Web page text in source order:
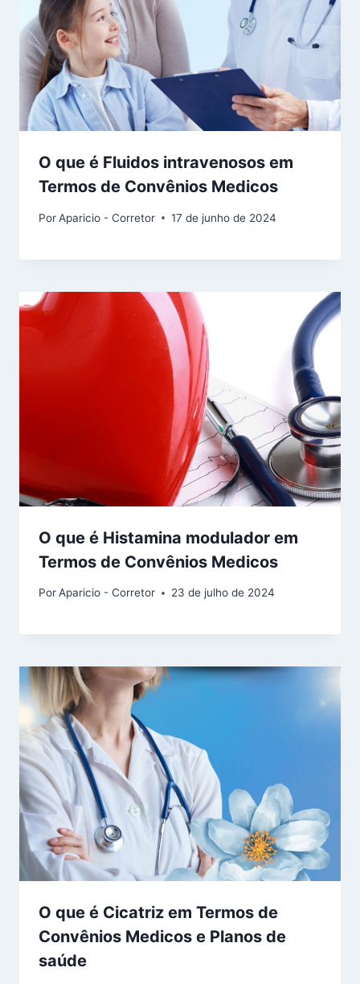
O que é Fluidos intravenosos em
Termos de Convênios Medicos
PorAparicio - Corretor 17 de junho de 2024
O que é Histamina modulador em
Termos de Convênios Medicos
PorAparicio - Corretor 23 de julho de 2024
O que é Cicatriz em Termos de
Convênios Medicos e Planos de
saúde